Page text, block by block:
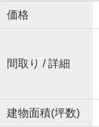
価格
間取り / 詳細
建物面積(坪数)